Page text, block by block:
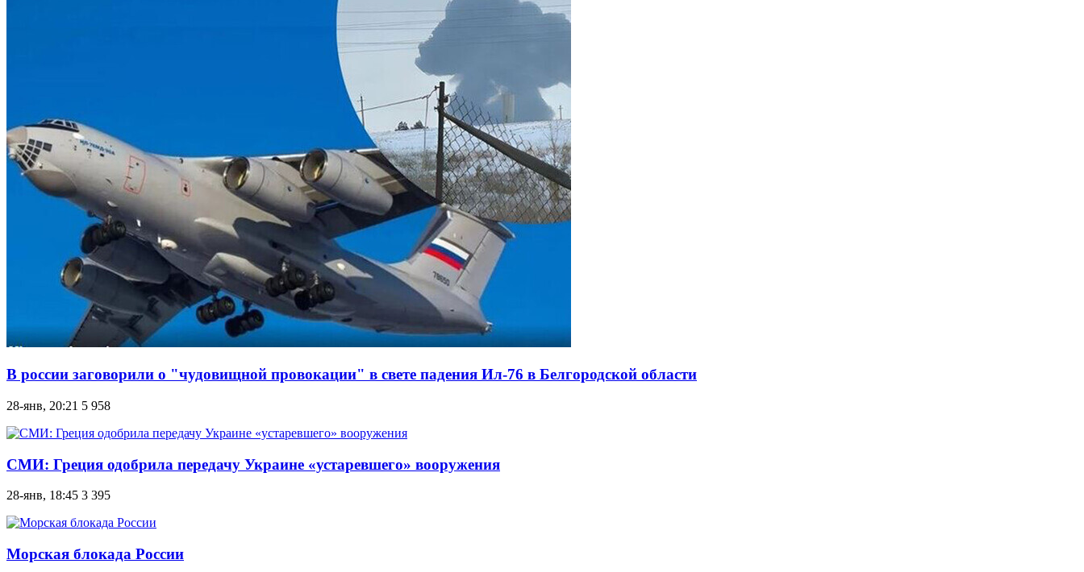
В россии заговорили о "чудовищной провокации" в свете падения Ил-76 в Белгородской области
28-янв, 20:21 5 958
СМИ: Греция одобрила передачу Украине «устаревшего» вооружения
28-янв, 18:45 3 395
Морская блокада России